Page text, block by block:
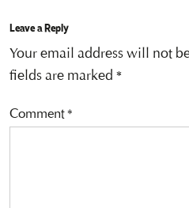
Leave a Reply
Your email address will not
fields are marked *
Comment*